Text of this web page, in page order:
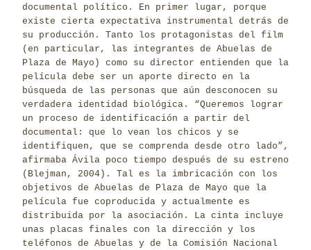
documental político. En primer lugar, porque
existe cierta expectativa instrumental detrás de
su producción. Tanto los protagonistas del film
(en particular, las integrantes de Abuelas de
Plaza de Mayo) como su director entienden que la
película debe ser un aporte directo en la
búsqueda de las personas que aún desconocen su
verdadera identidad biológica. “Queremos lograr
un proceso de identificación a partir del
documental: que lo vean los chicos y se
identifiquen, que se comprenda desde otro lado”,
afirmaba Ávila poco tiempo después de su estreno
(Blejman, 2004). Tal es la imbricación con los
objetivos de Abuelas de Plaza de Mayo que la
película fue coproducida y actualmente es
distribuida por la asociación. La cinta incluye
unas placas finales con la dirección y los
teléfonos de Abuelas y de la Comisión Nacional